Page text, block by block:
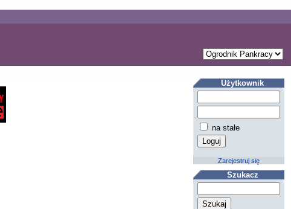
Użytkownik
na stałe
Zarejestruj się
Szukacz